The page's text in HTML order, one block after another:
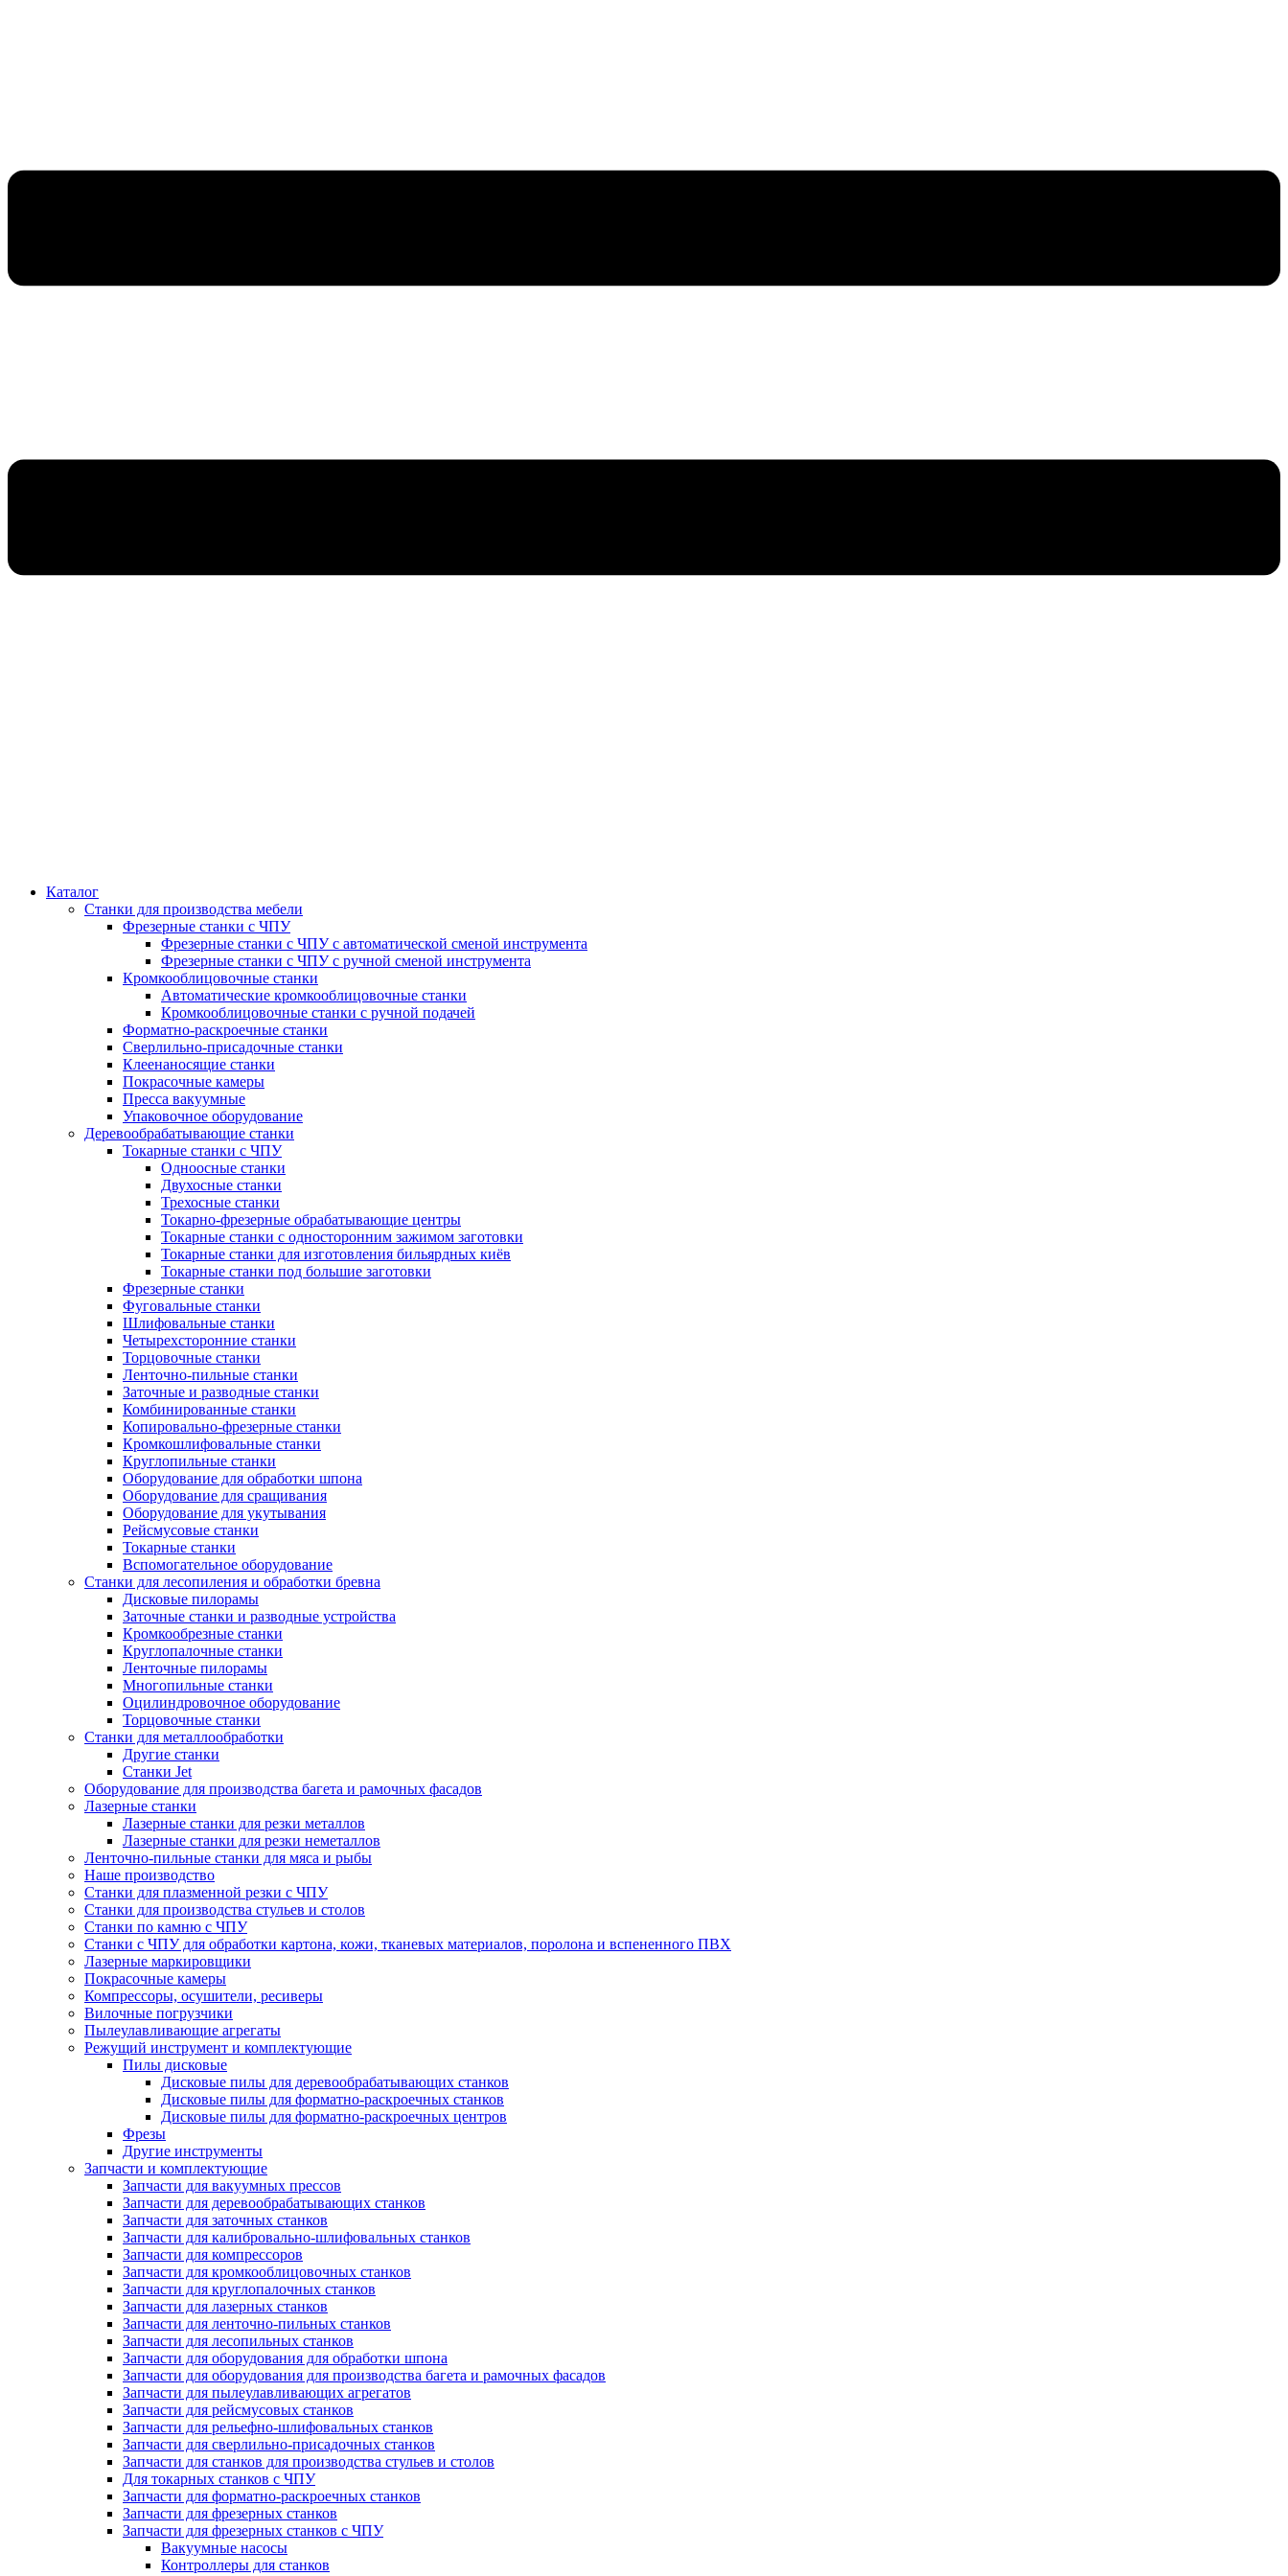
Каталог
Станки для производства мебели
Фрезерные станки с ЧПУ
Фрезерные станки с ЧПУ с автоматической сменой инструмента
Фрезерные станки с ЧПУ с ручной сменой инструмента
Кромкооблицовочные станки
Автоматические кромкооблицовочные станки
Кромкооблицовочные станки с ручной подачей
Форматно-раскроечные станки
Сверлильно-присадочные станки
Клеенаносящие станки
Покрасочные камеры
Пресса вакуумные
Упаковочное оборудование
Деревообрабатывающие станки
Токарные станки с ЧПУ
Одноосные станки
Двухосные станки
Трехосные станки
Токарно-фрезерные обрабатывающие центры
Токарные станки с односторонним зажимом заготовки
Токарные станки для изготовления бильярдных киёв
Токарные станки под большие заготовки
Фрезерные станки
Фуговальные станки
Шлифовальные станки
Четырехсторонние станки
Торцовочные станки
Ленточно-пильные станки
Заточные и разводные станки
Комбинированные станки
Копировально-фрезерные станки
Кромкошлифовальные станки
Круглопильные станки
Оборудование для обработки шпона
Оборудование для сращивания
Оборудование для укутывания
Рейсмусовые станки
Токарные станки
Вспомогательное оборудование
Станки для лесопиления и обработки бревна
Дисковые пилорамы
Заточные станки и разводные устройства
Кромкообрезные станки
Круглопалочные станки
Ленточные пилорамы
Многопильные станки
Оцилиндровочное оборудование
Торцовочные станки
Станки для металлообработки
Другие станки
Станки Jet
Оборудование для производства багета и рамочных фасадов
Лазерные станки
Лазерные станки для резки металлов
Лазерные станки для резки неметаллов
Ленточно-пильные станки для мяса и рыбы
Наше производство
Станки для плазменной резки с ЧПУ
Станки для производства стульев и столов
Станки по камню с ЧПУ
Станки с ЧПУ для обработки картона, кожи, тканевых материалов, поролона и вспененного ПВХ
Лазерные маркировщики
Покрасочные камеры
Компрессоры, осушители, ресиверы
Вилочные погрузчики
Пылеулавливающие агрегаты
Режущий инструмент и комплектующие
Пилы дисковые
Дисковые пилы для деревообрабатывающих станков
Дисковые пилы для форматно-раскроечных станков
Дисковые пилы для форматно-раскроечных центров
Фрезы
Другие инструменты
Запчасти и комплектующие
Запчасти для вакуумных прессов
Запчасти для деревообрабатывающих станков
Запчасти для заточных станков
Запчасти для калибровально-шлифовальных станков
Запчасти для компрессоров
Запчасти для кромкооблицовочных станков
Запчасти для круглопалочных станков
Запчасти для лазерных станков
Запчасти для ленточно-пильных станков
Запчасти для лесопильных станков
Запчасти для оборудования для обработки шпона
Запчасти для оборудования для производства багета и рамочных фасадов
Запчасти для пылеулавливающих агрегатов
Запчасти для рейсмусовых станков
Запчасти для рельефно-шлифовальных станков
Запчасти для сверлильно-присадочных станков
Запчасти для станков для производства стульев и столов
Для токарных станков с ЧПУ
Запчасти для форматно-раскроечных станков
Запчасти для фрезерных станков
Запчасти для фрезерных станков с ЧПУ
Вакуумные насосы
Контроллеры для станков